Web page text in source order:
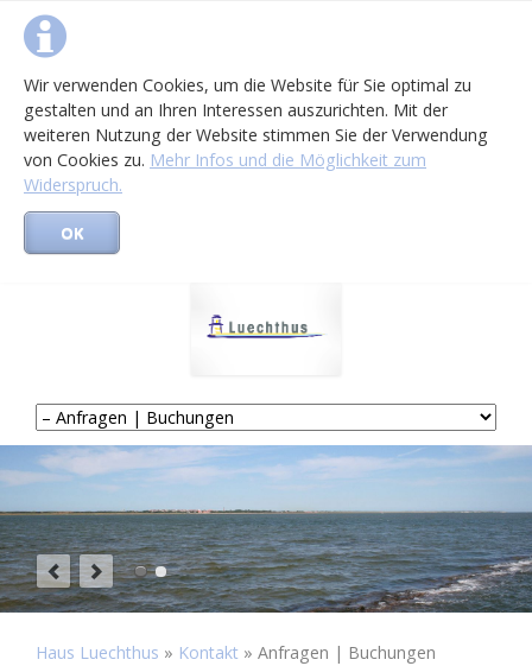
Wir verwenden Cookies, um die Website für Sie optimal zu
gestalten und an Ihren Interessen auszurichten. Mit der
weiteren Nutzung der Website stimmen Sie der Verwendung
von Cookies zu. Mehr Infos und die Möglichkeit zum
Widerspruch.
OK
Navigation
überspringen
Haus Luechthus » Kontakt » Anfragen | Buchungen